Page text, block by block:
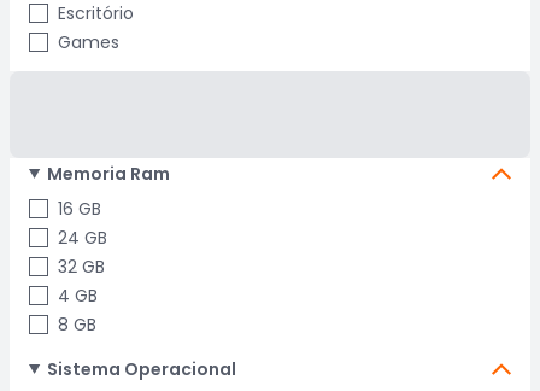
Escritório
Games
Memoria Ram
16 GB
24 GB
32 GB
4 GB
8 GB
Sistema Operacional